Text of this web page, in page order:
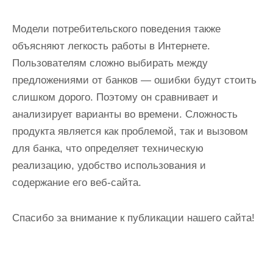
Модели потребительского поведения также
объясняют легкость работы в Интернете.
Пользователям сложно выбирать между
предложениями от банков — ошибки будут стоить
слишком дорого. Поэтому он сравнивает и
анализирует варианты во времени. Сложность
продукта является как проблемой, так и вызовом
для банка, что определяет техническую
реализацию, удобство использования и
содержание его веб-сайта.
Спасибо за внимание к публикации нашего сайта!